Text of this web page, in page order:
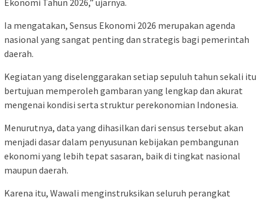
Ekonomi Tahun 2026,” ujarnya.
Ia mengatakan, Sensus Ekonomi 2026 merupakan agenda
nasional yang sangat penting dan strategis bagi pemerintah
daerah.
Kegiatan yang diselenggarakan setiap sepuluh tahun sekali itu
bertujuan memperoleh gambaran yang lengkap dan akurat
mengenai kondisi serta struktur perekonomian Indonesia.
Menurutnya, data yang dihasilkan dari sensus tersebut akan
menjadi dasar dalam penyusunan kebijakan pembangunan
ekonomi yang lebih tepat sasaran, baik di tingkat nasional
maupun daerah.
Karena itu, Wawali menginstruksikan seluruh perangkat